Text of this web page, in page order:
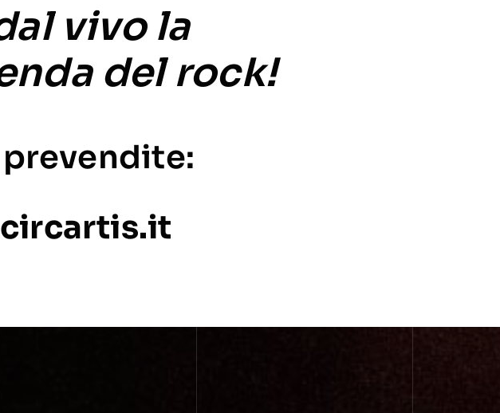
vivo la
del rock!